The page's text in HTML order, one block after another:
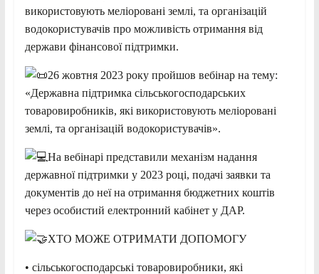
використовують меліоровані землі, та організацій
водокористувачів про можливість отримання від
держави фінансової підтримки.
26 жовтня 2023 року пройшов вебінар на тему:
«Державна підтримка сільськогосподарських
товаровиробників, які використовують меліоровані
землі, та організацій водокористувачів».
На вебінарі представили механізм надання
державної підтримки у 2023 році, подачі заявки та
документів до неї на отримання бюджетних коштів
через особистий електронний кабінет у ДАР.
ХТО МОЖЕ ОТРИМАТИ ДОПОМОГУ
• сільськогосподарські товаровиробники, які